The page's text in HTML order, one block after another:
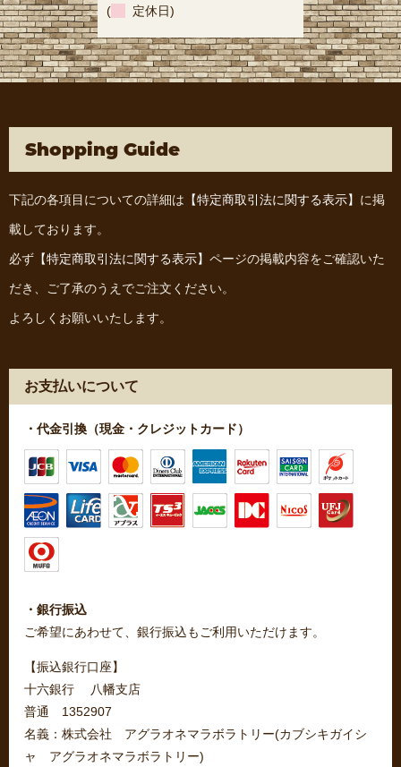
( 定休日)
Shopping Guide
下記の各項目についての詳細は 【特定商取引法に関する表示】 に掲
載しております。
必ず 【特定商取引法に関する表示】 ページの掲載内容をご確認いた
だき、ご了承のうえでご注文ください。
よろしくお願いいたします。
お支払いについて
・代金引換（現金・クレジットカード）
・銀行振込
ご希望にあわせて、銀行振込もご利用いただけます。
【振込銀行口座】
十六銀行 八幡支店
普通 1352907
名義：株式会社 アグラオネマラボラトリー(カブシキガイシ
ャ アグラオネマラボラトリー)